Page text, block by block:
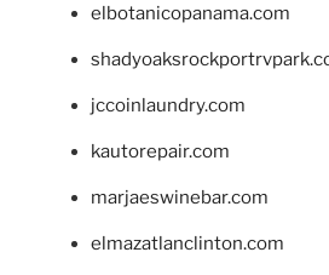
elbotanicopanama.com
jccoinlaundry.com
kautorepair.com
marjaeswinebar.com
elmazatlanclinton.com